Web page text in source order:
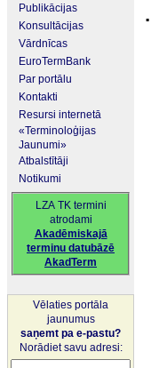
Publikācijas
Konsultācijas
Vārdnīcas
EuroTermBank
Par portālu
Kontakti
Resursi internetā
«Terminoloģijas
Jaunumi»
Atbalstītāji
Notikumi
LZA TK termini
atrodami
Akadēmiskajā
terminu datubāzē
AkadTerm
Vēlaties portāla
jaunumus
saņemt pa e-pastu?
Norādiet savu adresi:
▪